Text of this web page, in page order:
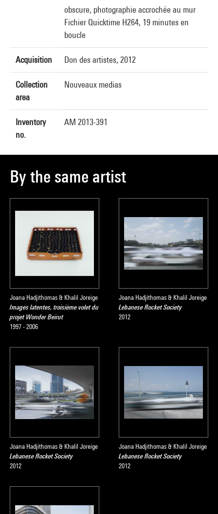
obscure, photographie accrochée au mur
Fichier Quicktime H264, 19 minutes en
boucle
Acquisition Don des artistes, 2012
Collection
area
Nouveaux medias
Inventory
no.
AM 2013-391
By the same artist
Joana Hadjithomas & Khalil Joreige
Images latentes, troisième volet du
projet Wonder Beirut
1997 - 2006
Joana Hadjithomas & Khalil Joreige
Lebanese Rocket Society
2012
Joana Hadjithomas & Khalil Joreige
Lebanese Rocket Society
2012
Joana Hadjithomas & Khalil Joreige
Lebanese Rocket Society
2012